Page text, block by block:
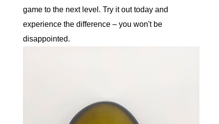
game to the next level. Try it out today and
experience the difference – you won't be
disappointed.